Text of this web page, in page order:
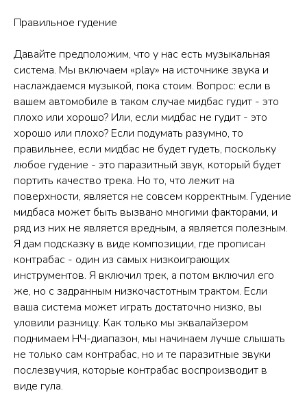
Правильное гудение
Давайте предположим, что у нас есть музыкальная
система. Мы включаем «play» на источнике звука и
наслаждаемся музыкой, пока стоим. Вопрос: если в
вашем автомобиле в таком случае мидбас гудит - это
плохо или хорошо? Или, если мидбас не гудит - это
хорошо или плохо? Если подумать разумно, то
правильнее, если мидбас не будет гудеть, поскольку
любое гудение - это паразитный звук, который будет
портить качество трека. Но то, что лежит на
поверхности, является не совсем корректным. Гудение
мидбаса может быть вызвано многими факторами, и
ряд из них не является вредным, а является полезным.
Я дам подсказку в виде композиции, где прописан
контрабас - один из самых низкоиграющих
инструментов. Я включил трек, а потом включил его
же, но с задранным низкочастотным трактом. Если
ваша система может играть достаточно низко, вы
уловили разницу. Как только мы эквалайзером
поднимаем НЧ-диапазон, мы начинаем лучше слышать
не только сам контрабас, но и те паразитные звуки
послезвучия, которые контрабас воспроизводит в
виде гула.